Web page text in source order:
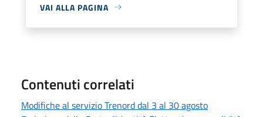
VAI ALLA PAGINA
Contenuti correlati
Modifiche al servizio Trenord dal 3 al 30 agosto